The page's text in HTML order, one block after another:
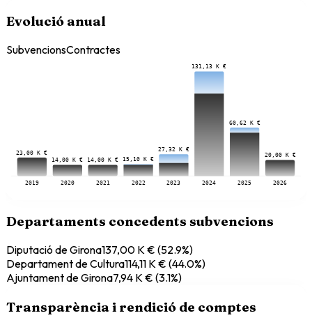
Evolució anual
SubvencionsContractes
23,00 K €
2019
14,00 K €
2020
14,00 K €
2021
15,10 K €
2022
27,32 K €
2023
131,13 K €
2024
60,62 K €
2025
20,00 K €
2026
Departaments concedents subvencions
Diputació de Girona137,00 K € (52.9%)
Departament de Cultura114,11 K € (44.0%)
Ajuntament de Girona7,94 K € (3.1%)
Transparència i rendició de comptes